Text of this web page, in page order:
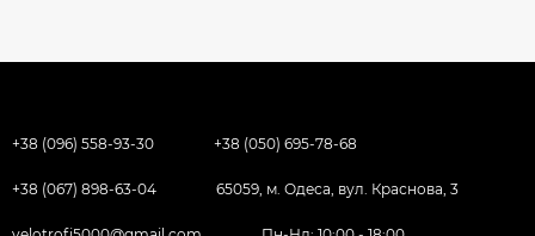
+38 (096) 558-93-30 +38 (050) 695-78-68
+38 (067) 898-63-04 65059, м. Одеса, вул. Краснова, 3